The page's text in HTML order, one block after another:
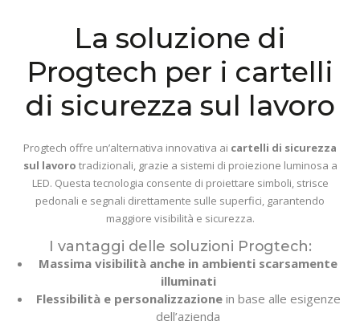
La soluzione di
Progtech per i cartelli
di sicurezza sul lavoro
Progtech offre un’alternativa innovativa ai cartelli di sicurezza
sul lavoro tradizionali, grazie a sistemi di proiezione luminosa a
LED. Questa tecnologia consente di proiettare simboli, strisce
pedonali e segnali direttamente sulle superfici, garantendo
maggiore visibilità e sicurezza.
I vantaggi delle soluzioni Progtech:
Massima visibilità anche in ambienti scarsamente
illuminati
Flessibilità e personalizzazionein base alle esigenze
dell’azienda